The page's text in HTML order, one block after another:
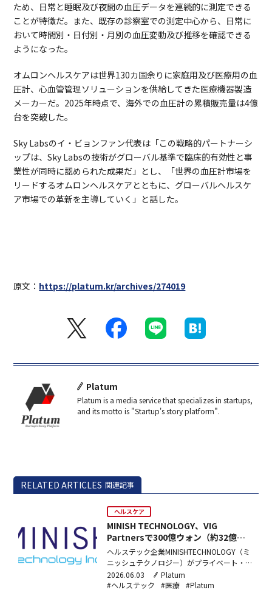
ため、日常と睡眠及び夜間の血圧データを連続的に測定できる
ことが特徴だ。また、既存の診察室での測定中心から、日常に
おいて時間別・日付別・月別の血圧変動及び推移を確認できる
ようになった。
オムロンヘルスケアは世界130カ国余りに家庭用及び医療用の血
圧計、心血管管理ソリューションを供給してきた医療機器製造
メーカーだ。2025年時点で、海外での血圧計の累積販売量は4億
台を突破した。
Sky Labsのイ・ビョンファン代表は「この戦略的パートナーシ
ップは、Sky Labsの技術がグローバル基準で臨床的有効性と事
業性が同時に認められた成果だ」とし、「世界の血圧計市場を
リードするオムロンヘルスケアとともに、グローバルヘルスケ
ア市場での革新を主導していく」と話した。
原文： https://platum.kr/archives/274019
Platum
Platum is a media service that specializes in startups,
and its motto is "Startup's story platform".
RELATED ARTICLES 関連記事
ヘルスケア
MINISH TECHNOLOGY、VIG
Partnersで300億ウォン（約32億
円）の資金調達
ヘルステック企業MINISHTECHNOLOGY（ミ
ニッシュテクノロジー）がプライベート・エ
クイティ・ファンド運用会社
VIGPartners（ビッグパートナーズ）から300
2026.06.03
Platum
#ヘルステック
#医療 #Platum